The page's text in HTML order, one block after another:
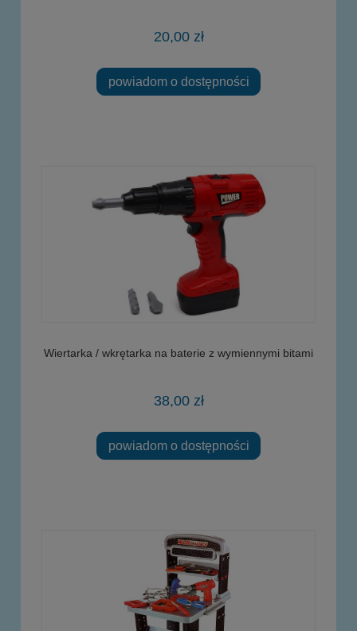
20,00 zł
powiadom o dostępności
Wiertarka / wkrętarka na baterie z wymiennymi bitami
38,00 zł
powiadom o dostępności